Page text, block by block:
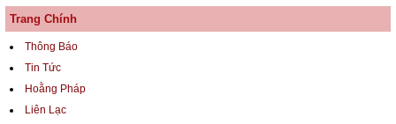
Trang Chính
Thông Báo
Tin Tức
Hoằng Pháp
Liên Lạc